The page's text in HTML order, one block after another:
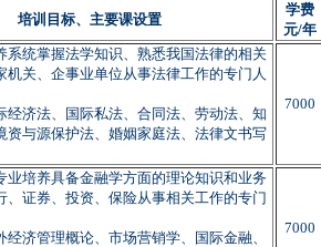
培训目标、主要课设置
学费
元/年
系统掌握法学知识、熟悉我国法律的相关
机关、企事业单位从事法律工作的专门人
经济法、国际私法、合同法、劳动法、知
资与源保护法、婚姻家庭法、法律文书写
7000
业培养具备金融学方面的理论知识和业务
、证券、投资、保险从事相关工作的专门
经济管理概论、市场营销学、国际金融、
7000